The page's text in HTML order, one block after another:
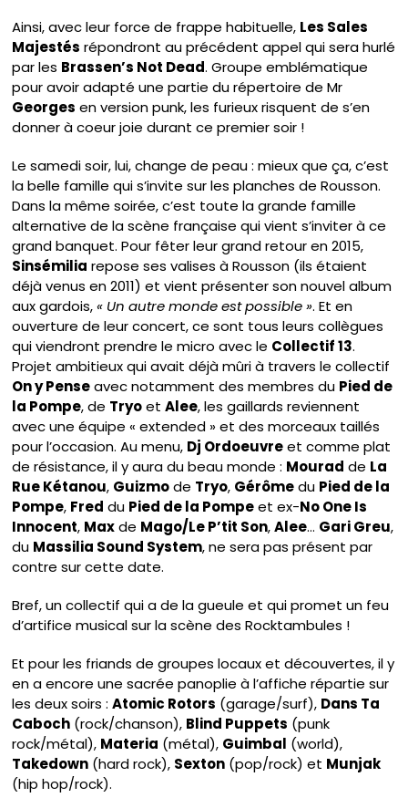
Ainsi, avec leur force de frappe habituelle, Les Sales
Majestés répondront au précédent appel qui sera hurlé
par les Brassen’s Not Dead. Groupe emblématique
pour avoir adapté une partie du répertoire de Mr
Georges en version punk, les furieux risquent de s’en
donner à coeur joie durant ce premier soir !
Le samedi soir, lui, change de peau : mieux que ça, c’est
la belle famille qui s’invite sur les planches de Rousson.
Dans la même soirée, c’est toute la grande famille
alternative de la scène française qui vient s’inviter à ce
grand banquet. Pour fêter leur grand retour en 2015,
Sinsémilia repose ses valises à Rousson (ils étaient
déjà venus en 2011) et vient présenter son nouvel album
aux gardois,« Un autre monde est possible ». Et en
ouverture de leur concert, ce sont tous leurs collègues
qui viendront prendre le micro avec le Collectif 13.
Projet ambitieux qui avait déjà mûri à travers le collectif
On y Penseavec notamment des membres du Pied de
la Pompe, de TryoetAlee, les gaillards reviennent
avec une équipe « extended » et des morceaux taillés
pour l’occasion. Au menu, Dj Ordoeuvreet comme plat
de résistance, il y aura du beau monde : Mourad de La
Rue Kétanou, Guizmode Tryo, Gérômedu Pied de la
Pompe, Fred du Pied de la Pompeet ex-No One Is
Innocent, Maxde Mago/Le P’tit Son,Alee… Gari Greu,
du Massilia Sound System, ne sera pas présent par
contre sur cette date.
Bref, un collectif qui a de la gueule et qui promet un feu
d’artifice musical sur la scène des Rocktambules !
Et pour les friands de groupes locaux et découvertes, il y
en a encore une sacrée panoplie à l’affiche répartie sur
les deux soirs :Atomic Rotors (garage/surf), Dans Ta
Caboch (rock/chanson), Blind Puppets (punk
rock/métal), Materia (métal), Guimbal (world),
Takedown (hard rock), Sexton (pop/rock) et Munjak
(hip hop/rock).